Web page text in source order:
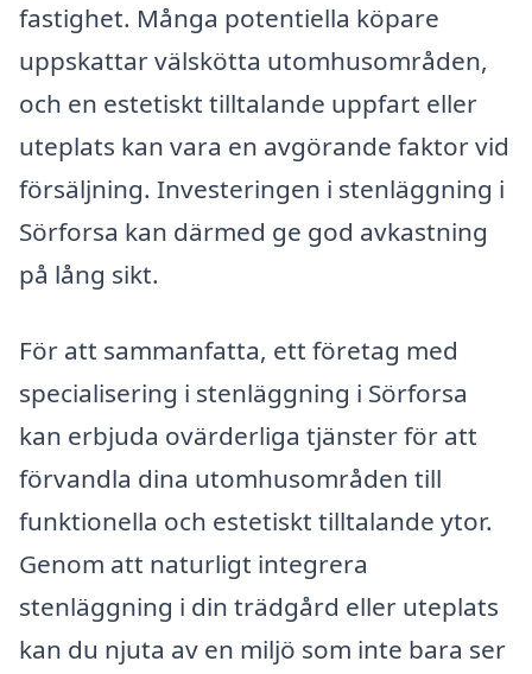
fastighet. Många potentiella köpare
uppskattar välskötta utomhusområden,
och en estetiskt tilltalande uppfart eller
uteplats kan vara en avgörande faktor vid
försäljning. Investeringen i stenläggning i
Sörforsa kan därmed ge god avkastning
på lång sikt.
För att sammanfatta, ett företag med
specialisering i stenläggning i Sörforsa
kan erbjuda ovärderliga tjänster för att
förvandla dina utomhusområden till
funktionella och estetiskt tilltalande ytor.
Genom att naturligt integrera
stenläggning i din trädgård eller uteplats
kan du njuta av en miljö som inte bara ser